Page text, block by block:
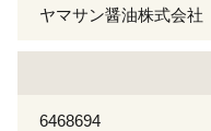
ヤマサン醤油株式会社
6468694